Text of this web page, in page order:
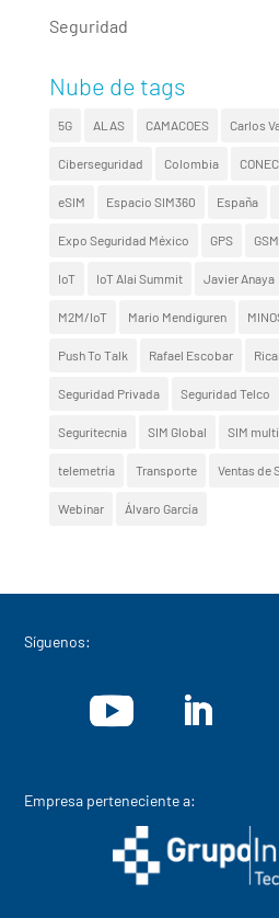
Seguridad
Nube de tags
5G ALAS CAMACOES Carlos
Ciberseguridad Colombia
eSIM Espacio SIM360 España
Expo Seguridad México GPS
IoT IoT Alai Summit Javier Anaya
M2M/IoT Mario Mendiguren
Push To Talk Rafael Escobar
Seguridad Privada Seguridad Telco
Seguritecnia SIM Global SIM
telemetría Transporte Ventas de
Webinar Álvaro García
Síguenos:
Empresa perteneciente a: